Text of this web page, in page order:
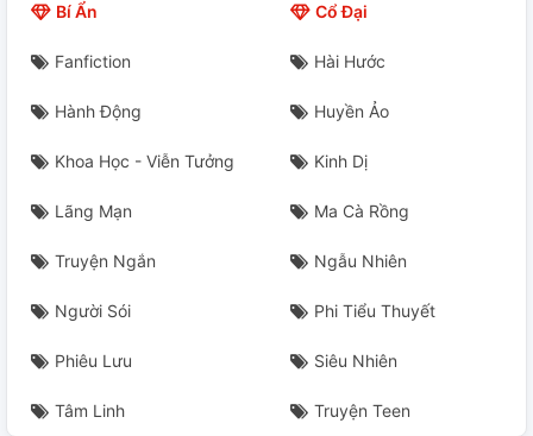
Bí Ẩn Cổ Đại
Fanfiction Hài Hước
Hành Động Huyền Ảo
Khoa Học - Viễn Tưởng Kinh Dị
Lãng Mạn Ma Cà Rồng
Truyện Ngắn Ngẫu Nhiên
Người Sói Phi Tiểu Thuyết
Phiêu Lưu Siêu Nhiên
Tâm Linh Truyện Teen